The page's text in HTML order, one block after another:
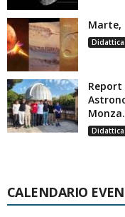
Marte,
CALENDARIO